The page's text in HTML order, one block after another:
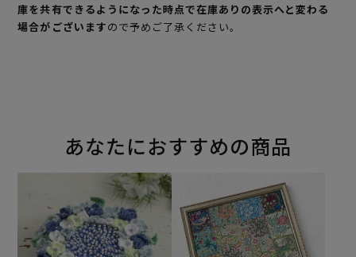
庫を共有できるようになった時点で在庫ありの表示へと変わる
場合がございますので予めご了承ください。
あなたにおすすめの商品